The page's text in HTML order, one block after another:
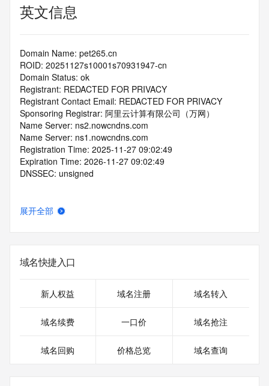
英文信息
Domain Name: pet265.cn
ROID: 20251127s10001s70931947-cn
Domain Status: ok
Registrant: REDACTED FOR PRIVACY
Registrant Contact Email: REDACTED FOR PRIVACY
Sponsoring Registrar: 阿里云计算有限公司（万网）
Name Server: ns2.nowcndns.com
Name Server: ns1.nowcndns.com
Registration Time: 2025-11-27 09:02:49
Expiration Time: 2026-11-27 09:02:49
DNSSEC: unsigned
展开全部
域名快捷入口
新人权益 域名注册 域名转入
域名续费 一口价 域名抢注
域名回购 价格总览 域名查询